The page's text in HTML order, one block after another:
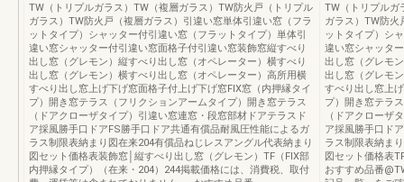
TW（トリプルガラス）TW（複層ガラス）TW防火戸（トリプル
ガラス）TW防火戸（複層ガラス）引違い窓単体引違い窓（フラ
ットタイプ）シャッター付引違い窓（フラットタイプ）単体引
違い窓シャッター付引違い窓面格子付引違い窓装飾窓縦すべり
出し窓（グレモン）縦すべり出し窓（オペレーター）横すべり
出し窓（グレモン）横すべり出し窓（オペレーター）高所用横
すべり出し窓上げ下げ窓面格子付上げ下げ窓FIX窓（内押縁タイ
プ）開き窓テラス（フリクションアームタイプ）開き窓テラス
（ドアクローザタイプ）引違い窓連窓・段窓部材ドアテラスド
ア採風勝手口ドアFS勝手口ドア共通有償品耐風圧性能によるガ
ラス制限表納まり図在来204有償品ねじレスアングル代表納まり
図セット価格表装飾窓│縦すべり出し窓（グレモン）TF（FIX部
内押縁タイプ）（在来・204）244掲載価格には、消費税、取付
TW（トリプルガ
ガラス）TW防火
ットタイプ）シ
違い窓シャッタ
出し窓（グレモ
出し窓（グレモ
すべり出し窓上
プ）開き窓テラ
（ドアクローザ
ア採風勝手口ド
ラス制限表納ま
図セット価格表
おすすめ品番